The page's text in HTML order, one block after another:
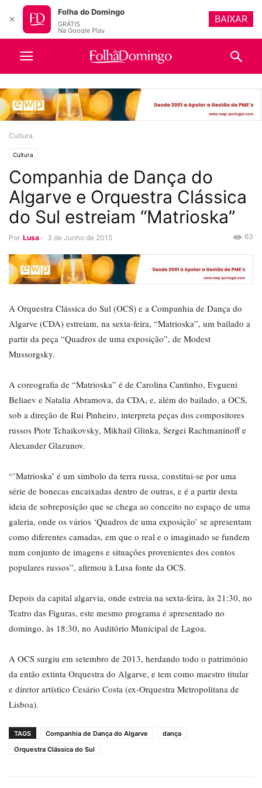
Cultura
Cultura
Companhia de Dança do
Algarve e Orquestra Clássica
do Sul estreiam “Matrioska”
Por Lusa - 3 de Junho de 2015 63
A Orquestra Clássica do Sul (OCS) e a Companhia de Dança do
Algarve (CDA) estreiam, na sexta-feira, “Matrioska”, um bailado a
partir da peça “Quadros de uma exposição”, de Modest
Mussorgsky.
A coreografia de “Matrioska” é de Carolina Cantinho, Evgueni
Beliaev e Natalia Abramova, da CDA, e, além do bailado, a OCS,
sob a direção de Rui Pinheiro, interpreta peças dos compositores
russos Piotr Tchaikovsky, Mikhail Glinka, Sergei Rachmaninoff e
Alexander Glazunov.
“’Matrioska’ é um símbolo da terra russa, constitui-se por uma
série de bonecas encaixadas dentro de outras, e é a partir desta
ideia de sobreposição que se chega ao conceito no espaço de uma
galeria, onde os vários ‘Quadros de uma exposição’ se apresentam
como diferentes camadas, em que o real e o imaginado se fundem
num conjunto de imagens e situações provenientes dos contos
populares russos”, afirmou à Lusa fonte da OCS.
Depois da capital algarvia, onde estreia na sexta-feira, às 21:30, no
Teatro das Figuras, este mesmo programa é apresentado no
domingo, às 18:30, no Auditório Municipal de Lagoa.
A OCS surgiu em setembro de 2013, herdando todo o património
da então extinta Orquestra do Algarve, e tem como maestro titular
e diretor artístico Cesário Costa (ex-Orquestra Metropolitana de
Lisboa).
TAGS Companhia de Dança do Algarve
dança
Orquestra Clássica do Sul
✕
Folha do Domingo
GRÁTIS
Na Google Play
BAIXAR